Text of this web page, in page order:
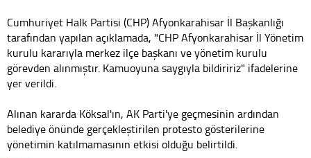
Cumhuriyet Halk Partisi (CHP) Afyonkarahisar İl Başkanlığı
tarafından yapılan açıklamada, "CHP Afyonkarahisar İl Yönetim
kurulu kararıyla merkez ilçe başkanı ve yönetim kurulu
görevden alınmıştır. Kamuoyuna saygıyla bildiririz" ifadelerine
yer verildi.
Alınan kararda Köksal'ın, AK Parti'ye geçmesinin ardından
belediye önünde gerçekleştirilen protesto gösterilerine
yönetimin katılmamasının etkisi olduğu belirtildi.